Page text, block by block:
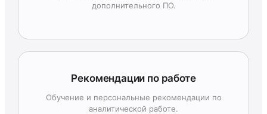
дополнительного ПО.
Рекомендации по работе
Обучение и персональные рекомендации по
аналитической работе.